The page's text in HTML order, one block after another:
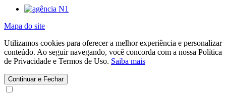
Mapa do site
Utilizamos cookies para oferecer a melhor experiência e personalizar
conteúdo. Ao seguir navegando, você concorda com a nossa Política
de Privacidade e Termos de Uso. Saiba mais
Continuar e Fechar